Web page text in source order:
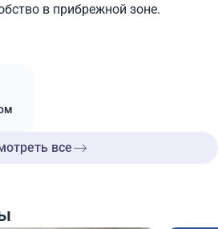
в прибрежной зоне.
все